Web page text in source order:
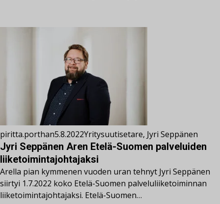
piritta.porthan5.8.2022Yritysuutisetare, Jyri Seppänen
Jyri Seppänen Aren Etelä-Suomen palveluiden
liiketoimintajohtajaksi
Arella pian kymmenen vuoden uran tehnyt Jyri Seppänen
siirtyi 1.7.2022 koko Etelä-Suomen palveluliiketoiminnan
liiketoimintajohtajaksi. Etelä-Suomen…